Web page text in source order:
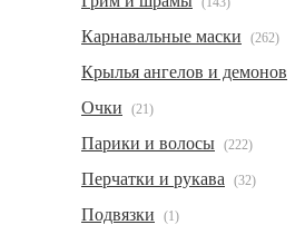
Карнавальные маски (262)
Крылья ангелов и демонов
Очки (21)
Парики и волосы (222)
Перчатки и рукава (32)
Подвязки (1)